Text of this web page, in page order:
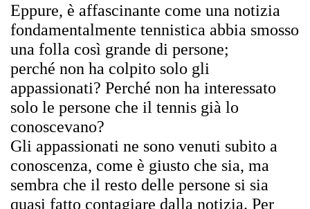
Eppure, è affascinante come una notizia
fondamentalmente tennistica abbia smosso
una folla così grande di persone;
perché non ha colpito solo gli
appassionati? Perché non ha interessato
solo le persone che il tennis già lo
conoscevano?
Gli appassionati ne sono venuti subito a
conoscenza, come è giusto che sia, ma
sembra che il resto delle persone si sia
quasi fatto contagiare dalla notizia. Per